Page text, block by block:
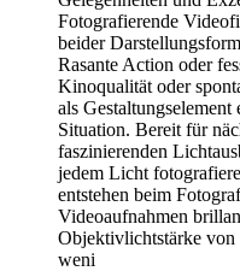
Fotografierende
beider
Rasante Action oder
Kinoqualität oder
als
Situation. Bereit für
faszinierenden
jedem Licht
entstehen beim
Videoaufnahmen
Objektivlichtstärke
weni